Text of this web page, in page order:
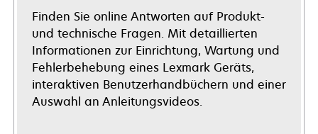
Finden Sie online Antworten auf Produkt-
und technische Fragen. Mit detaillierten
Informationen zur Einrichtung, Wartung und
Fehlerbehebung eines Lexmark Geräts,
interaktiven Benutzerhandbüchern und einer
Auswahl an Anleitungsvideos.